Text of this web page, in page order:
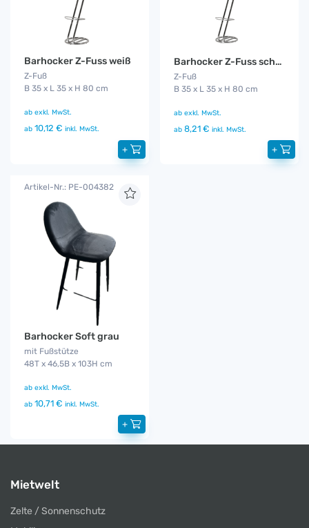
Barhocker Z-Fuss weiß
Z-Fuß
B 35 x L 35 x H 80 cm
ab exkl. MwSt.
ab 10,12 € inkl. MwSt.
+
Barhocker Z-Fuss schwarz
Z-Fuß
B 35 x L 35 x H 80 cm
ab exkl. MwSt.
ab 8,21 € inkl. MwSt.
+
Artikel-Nr.: PE-004382
Barhocker Soft grau
mit Fußstütze
48T x 46,5B x 103H cm
ab exkl. MwSt.
ab 10,71 € inkl. MwSt.
+
Mietwelt
Zelte / Sonnenschutz